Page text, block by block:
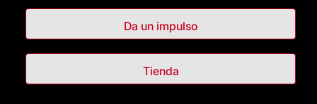
Da un impulso
Tienda